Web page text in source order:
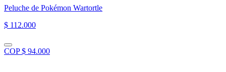
Peluche de Pokémon Wartortle
$ 112.000
COP $ 94.000